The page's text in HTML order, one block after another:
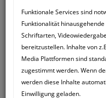
Funktionale Services sind
Funktionalität
Schriftarten,
bereitzustellen. Inhalte von
Media Plattformen sind
zugestimmt werden. Wenn
werden diese Inhalte
Einwilligung geladen.